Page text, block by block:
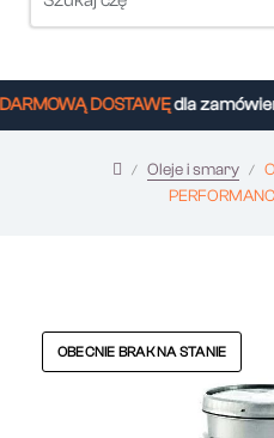
DOSTAWĘdla zamówień
Oleje i smary
OBECNIE BRAK NA STANIE